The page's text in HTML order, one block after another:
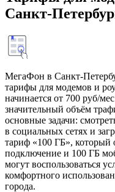
Санкт-
МегаФон в Санкт-
тарифы для модемов и
начинается от 700 руб/
значительный объём
основные задачи:
в социальных сетях и
тариф «100 ГБ», который
подключение и 100 ГБ
могут воспользоваться
комфортного
города.